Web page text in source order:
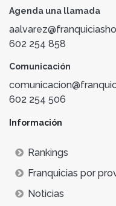
Agenda una llamada
602 254 858
Comunicación
602 254 506
Información
Rankings
Franquicias por
Noticias